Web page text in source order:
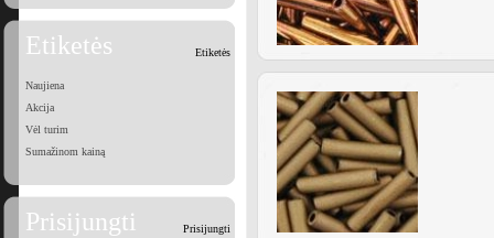
Etiketės Etiketės
Naujiena
Akcija
Vėl turim
Sumažinom kainą
Prisijungti Prisijungti